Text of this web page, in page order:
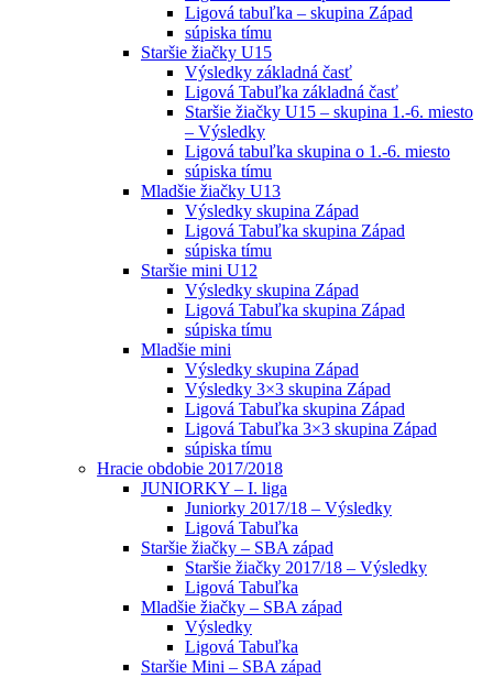
Ligová tabuľka – skupina Západ
súpiska tímu
Staršie žiačky U15
Výsledky základná časť
Ligová Tabuľka základná časť
Staršie žiačky U15 – skupina 1.-6. miesto
– Výsledky
Ligová tabuľka skupina o 1.-6. miesto
súpiska tímu
Mladšie žiačky U13
Výsledky skupina Západ
Ligová Tabuľka skupina Západ
súpiska tímu
Staršie mini U12
Výsledky skupina Západ
Ligová Tabuľka skupina Západ
súpiska tímu
Mladšie mini
Výsledky skupina Západ
Výsledky 3×3 skupina Západ
Ligová Tabuľka skupina Západ
Ligová Tabuľka 3×3 skupina Západ
súpiska tímu
Hracie obdobie 2017/2018
JUNIORKY – I. liga
Juniorky 2017/18 – Výsledky
Ligová Tabuľka
Staršie žiačky – SBA západ
Staršie žiačky 2017/18 – Výsledky
Ligová Tabuľka
Mladšie žiačky – SBA západ
Výsledky
Ligová Tabuľka
Staršie Mini – SBA západ